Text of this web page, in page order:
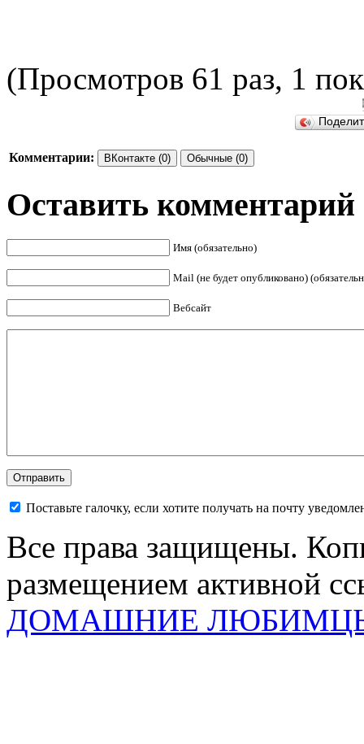
(Просмотров 61 раз, 1
Комментарии: ВКонтакте (0) Обычные (0)
Оставить комментарий
Имя (обязательно)
Mail (не будет опубликовано)
Вебсайт
Поставьте галочку, если хотите получать на почту
Все права защищены.
размещением активной
ДОМАШНИЕ